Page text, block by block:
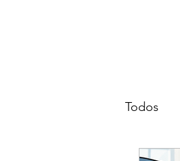
Todos